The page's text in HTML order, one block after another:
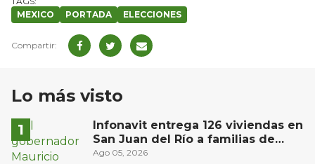
MEXICO PORTADA ELECCIONES
Lo más visto
Infonavit entrega 126 viviendas en
San Juan del Río a familias de
bajos ingresos
Ago 05, 2026